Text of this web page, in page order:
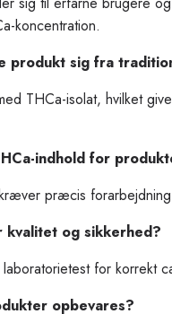
koncentration.
produkt sig fra
THCa-isolat, hvilket
indhold for
præcis
og sikkerhed?
for korrekt
opbevares?